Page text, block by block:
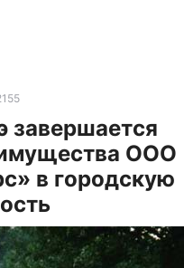
завершается
ООО
в городскую